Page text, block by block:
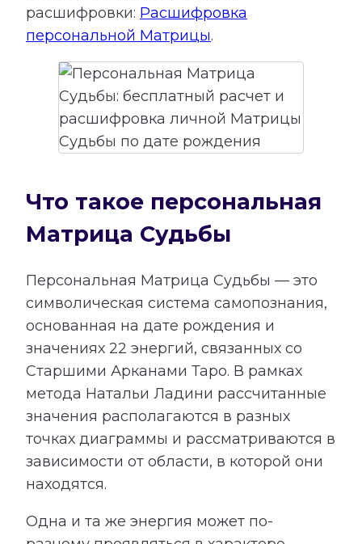
расшифровки: Расшифровка
персональной Матрицы.
Что такое персональная
Матрица Судьбы
Персональная Матрица Судьбы — это
символическая система самопознания,
основанная на дате рождения и
значениях 22 энергий, связанных со
Старшими Арканами Таро. В рамках
метода Натальи Ладини рассчитанные
значения располагаются в разных
точках диаграммы и рассматриваются в
зависимости от области, в которой они
находятся.
Одна и та же энергия может по-